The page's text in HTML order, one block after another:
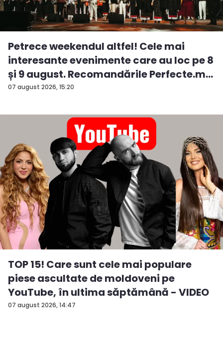
07 august 2026, 15:20
Petrece weekendul altfel! Cele mai
interesante evenimente care au loc pe 8
și 9 august. Recomandările Perfecte.m...
07 august 2026, 14:47
TOP 15! Care sunt cele mai populare
piese ascultate de moldoveni pe
YouTube, în ultima săptămână - VIDEO